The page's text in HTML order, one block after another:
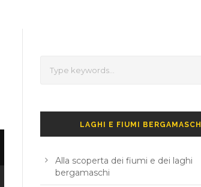
LAGHI E FIUMI BERGAMASCHI
Alla scoperta dei fiumi e dei laghi
bergamaschi